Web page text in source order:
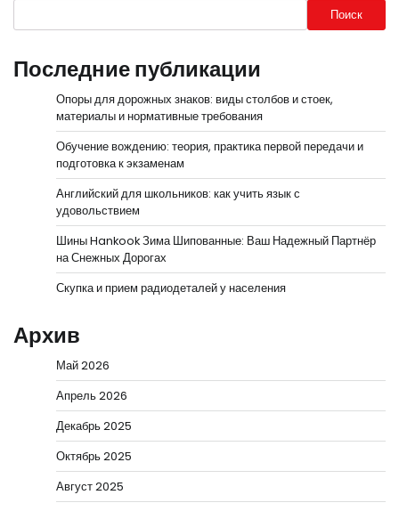
Поиск
Последние публикации
Опоры для дорожных знаков: виды столбов и стоек,
материалы и нормативные требования
Обучение вождению: теория, практика первой передачи и
подготовка к экзаменам
Английский для школьников: как учить язык с
удовольствием
Шины Hankook Зима Шипованные: Ваш Надежный Партнёр
на Снежных Дорогах
Скупка и прием радиодеталей у населения
Архив
Май 2026
Апрель 2026
Декабрь 2025
Октябрь 2025
Август 2025